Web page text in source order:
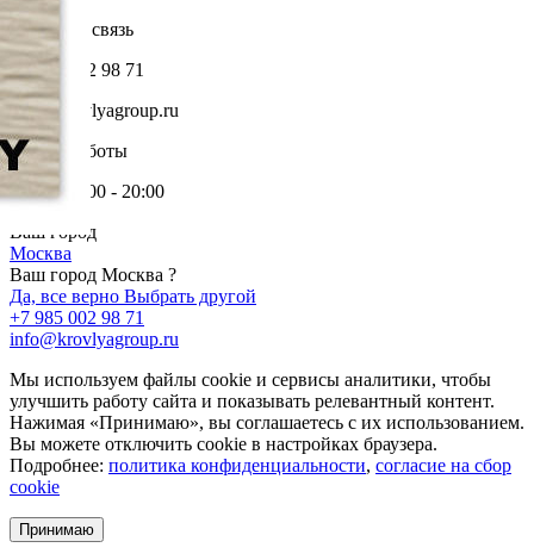
Обратная связь
+7 985 002 98 71
info@krovlyagroup.ru
Режим работы
Пн-Пт: 9:00 - 20:00
Ваш город
Москва
Ваш город Москва ?
Да, все верно Выбрать другой
+7 985 002 98 71
info@krovlyagroup.ru
Мы используем файлы cookie и сервисы аналитики, чтобы
улучшить работу сайта и показывать релевантный контент.
Нажимая «Принимаю», вы соглашаетесь с их использованием.
Вы можете отключить cookie в настройках браузера.
Подробнее: политика конфиденциальности, согласие на сбор
cookie
Принимаю